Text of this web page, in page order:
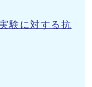
験に対する抗